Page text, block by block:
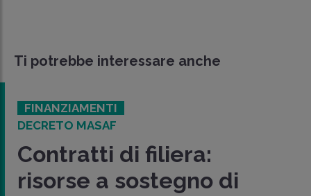
Ti potrebbe interessare anche
FINANZIAMENTI
DECRETO MASAF
Contratti di filiera:
risorse a sostegno di